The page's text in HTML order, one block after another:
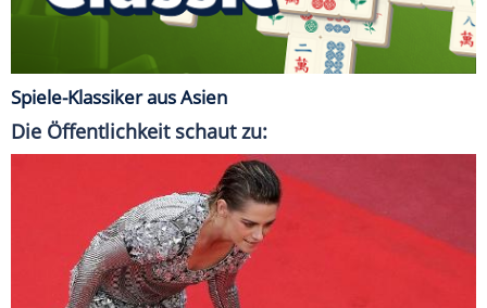
Spiele-Klassiker aus Asien
Die Öffentlichkeit schaut zu: